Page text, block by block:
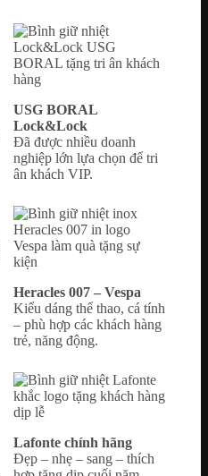
USG BORAL
Lock&Lock
Đã được nhiều doanh
nghiệp lớn lựa chọn để tri
ân khách VIP.
Heracles 007 – Vespa
Kiểu dáng thể thao, cá tính
– phù hợp các khách hàng
trẻ, năng động.
Lafonte chính hãng
Đẹp – nhẹ – sang – thích